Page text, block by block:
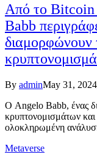
Από το
Babb
διαμορφώνουν
By adminMay 31, 2024
Ο Angelo Babb, ένας
κρυπτονομισμάτων
ολοκληρωμένη
Metaverse